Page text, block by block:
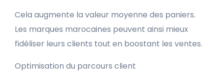
Cela augmente la valeur moyenne des paniers.
Les marques marocaines peuvent ainsi mieux
fidéliser leurs clients tout en boostant les ventes.
Optimisation du parcours client